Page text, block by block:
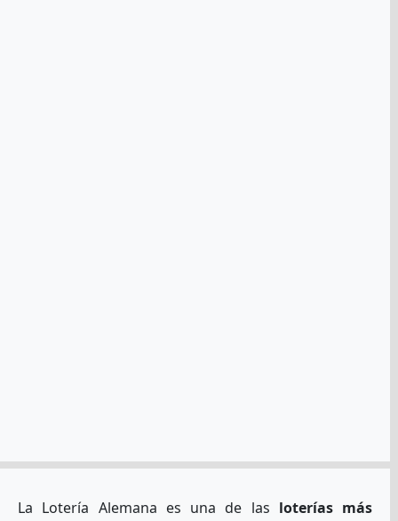
La Lotería Alemana es una de las loterías más